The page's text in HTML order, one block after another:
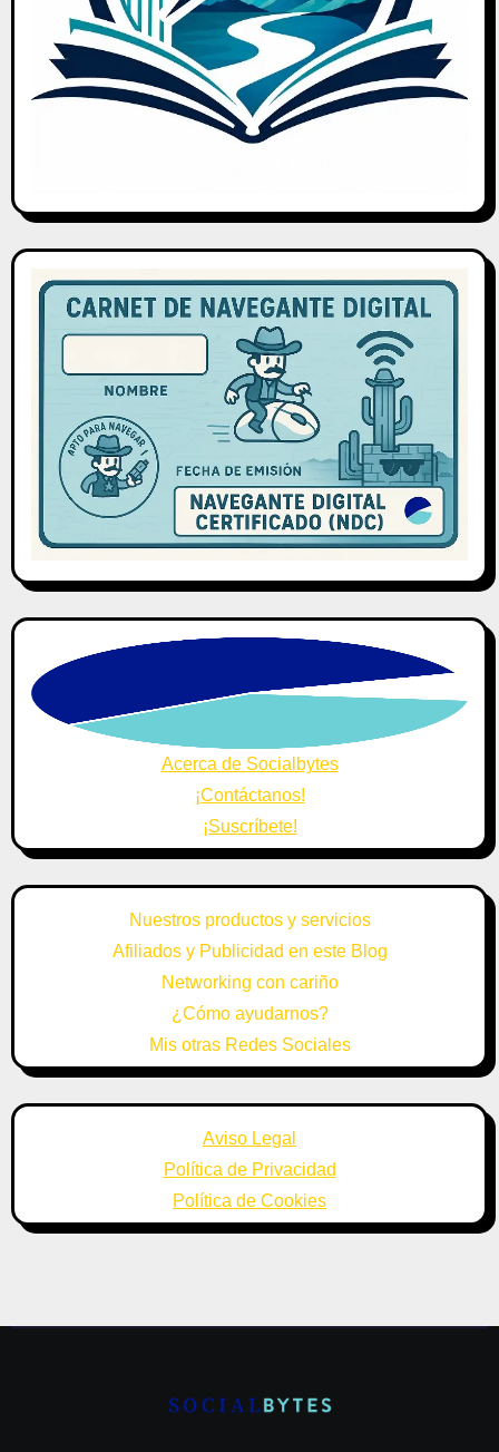
Acerca de Socialbytes
¡Contáctanos!
¡Suscríbete!
Nuestros productos y servicios
Afiliados y Publicidad en este Blog
Networking con cariño
¿Cómo ayudarnos?
Mis otras Redes Sociales
Aviso Legal
Política de Privacidad
Política de Cookies